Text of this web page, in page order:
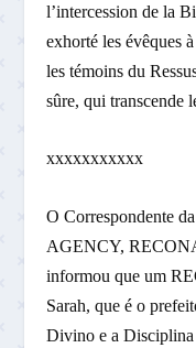
l’intercession de la
exhorté les évêques
les témoins du
sûre, qui transcende
xxxxxxxxxxx
O Correspondente
AGENCY,
informou que um
Sarah, que é o
Divino e a Disciplina